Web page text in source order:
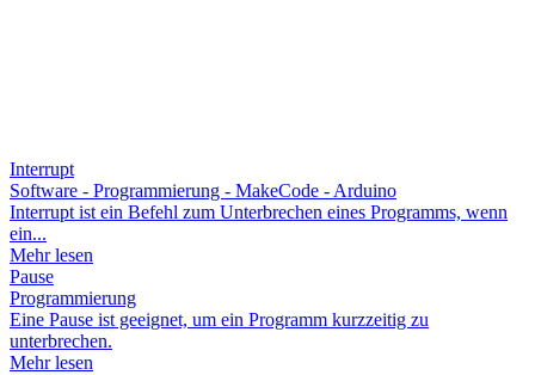
Interrupt
Software - Programmierung - MakeCode - Arduino
Interrupt ist ein Befehl zum Unterbrechen eines Programms, wenn
ein...
Mehr lesen
Pause
Programmierung
Eine Pause ist geeignet, um ein Programm kurzzeitig zu
unterbrechen.
Mehr lesen